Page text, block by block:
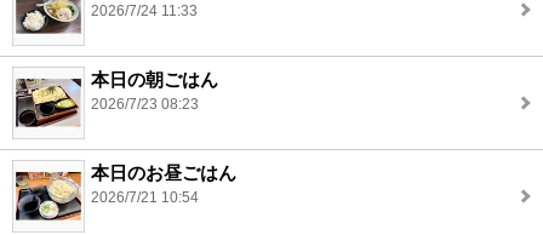
2026/7/24 11:33
本日の朝ごはん
2026/7/23 08:23
本日のお昼ごはん
2026/7/21 10:54